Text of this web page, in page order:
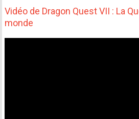
Vidéo de Dragon Quest VII : La
monde